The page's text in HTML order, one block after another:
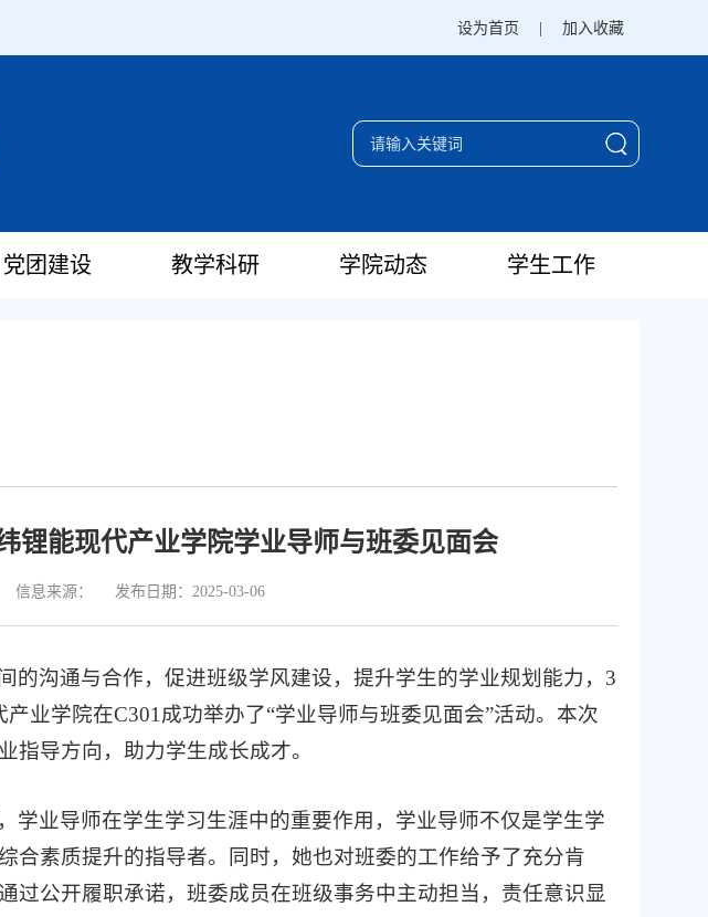
设为首页 加入收藏
党团建设 教学科研 学院动态 学生工作
锂能现代产业学院学业导师与班委见面会
信息来源： 发布日期：2025-03-06
的沟通与合作，促进班级学风建设，提升学生的学业规划能力，3
业学院在C301成功举办了“学业导师与班委见面会”活动。本次
指导方向，助力学生成长成才。
学业导师在学生学习生涯中的重要作用，学业导师不仅是学生学
合素质提升的指导者。同时，她也对班委的工作给予了充分肯
过公开履职承诺，班委成员在班级事务中主动担当，责任意识显